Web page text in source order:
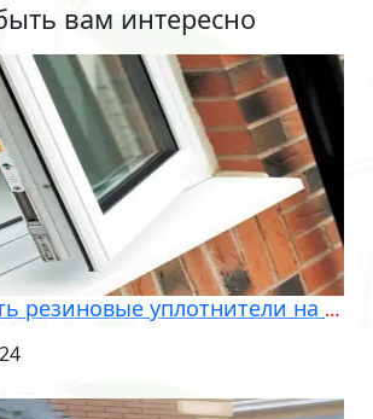
вам интересно
Как почистить резиновые уплотнители на окнах с двойным остеклением